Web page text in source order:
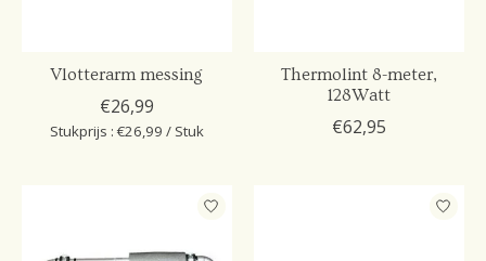
Vlotterarm messing
€26,99
Stukprijs : €26,99 / Stuk
Thermolint 8-meter,
128Watt
€62,95